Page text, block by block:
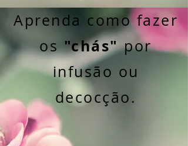
Aprenda como fazer
os"chás"por
infusão ou
decocção.